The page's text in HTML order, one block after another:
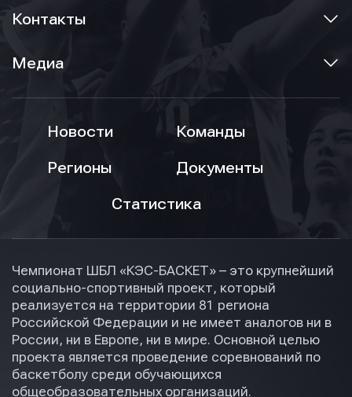
Контакты
Медиа
Новости
Команды
Регионы
Документы
Статистика
Чемпионат ШБЛ «КЭС-БАСКЕТ» – это крупнейший
социально-спортивный проект, который
реализуется на территории 81 региона
Российской Федерации и не имеет аналогов ни в
России, ни в Европе, ни в мире. Основной целью
проекта является проведение соревнований по
баскетболу среди обучающихся
общеобразовательных организаций.
условиями обработки персональных данных
условиями обработки персональных данных
Нажимая кнопку “Отправить”, вы соглашаетесь с